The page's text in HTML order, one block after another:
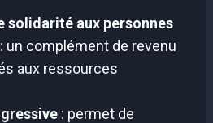
solidarité aux personnes
: un complément de revenu
aux ressources
: permet de